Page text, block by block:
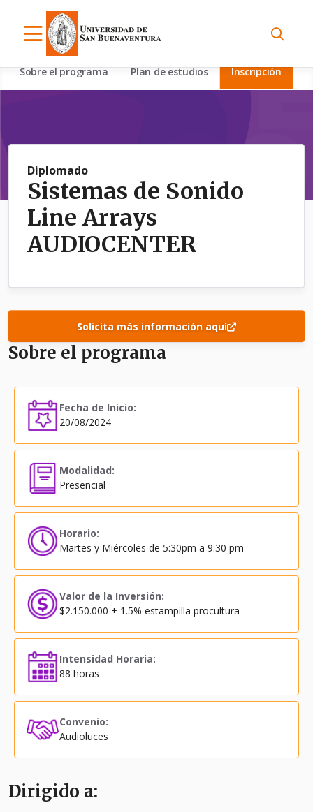
Sobre el programa Plan de estudios Inscripción
Diplomado
Sistemas de Sonido
Line Arrays
AUDIOCENTER
Solicita más información aquí
Sobre el programa
Fecha de Inicio:
20/08/2024
Modalidad:
Presencial
Horario:
Martes y Miércoles de 5:30pm a 9:30 pm
Valor de la Inversión:
$2.150.000 + 1.5% estampilla procultura
Intensidad Horaria:
88 horas
Convenio:
Audioluces
Dirigido a: